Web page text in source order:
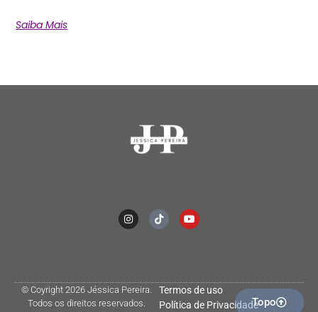
Saiba Mais
© Coyright 2026 Jéssica Pereira.
Todos os direitos reservados.
Termos de uso
Política de PrivacidadeTopo